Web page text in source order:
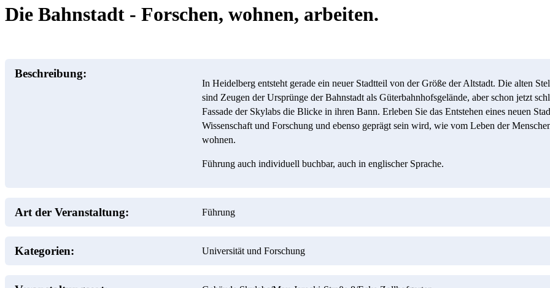
Die Bahnstadt - Forschen, wohnen, arbeiten.
Beschreibung:
In Heidelberg entsteht gerade ein neuer Stadtteil von der Größe der Altstadt. Die alten
sind Zeugen der Ursprünge der Bahnstadt als Güterbahnhofsgelände, aber schon jetzt
Fassade der Skylabs die Blicke in ihren Bann. Erleben Sie das Entstehen eines neuen
Wissenschaft und Forschung und ebenso geprägt sein wird, wie vom Leben der
wohnen.
Führung auch individuell buchbar, auch in englischer Sprache.
Art der Veranstaltung: Führung
Kategorien: Universität und Forschung